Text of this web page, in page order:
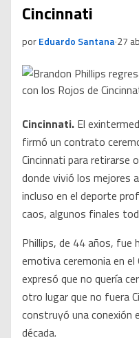
Cincinnati
porEduardo Santana·27
Cincinnati. El
firmó un contrato
Cincinnati para retirarse
donde vivió los mejores
incluso en el deporte
caos, algunos finales
Phillips, de 44 años, fue
emotiva ceremonia en el
expresó que no quería
otro lugar que no fuera
construyó una conexión
década.